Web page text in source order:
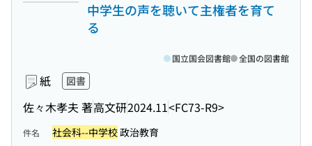
中学生の声を聴いて主権者を育て
る
紙 図書
佐々木孝夫 著高文研2024.11<FC73-R9>
国立国会図書館 全国の図書館
件名 社会科--中学校政治教育